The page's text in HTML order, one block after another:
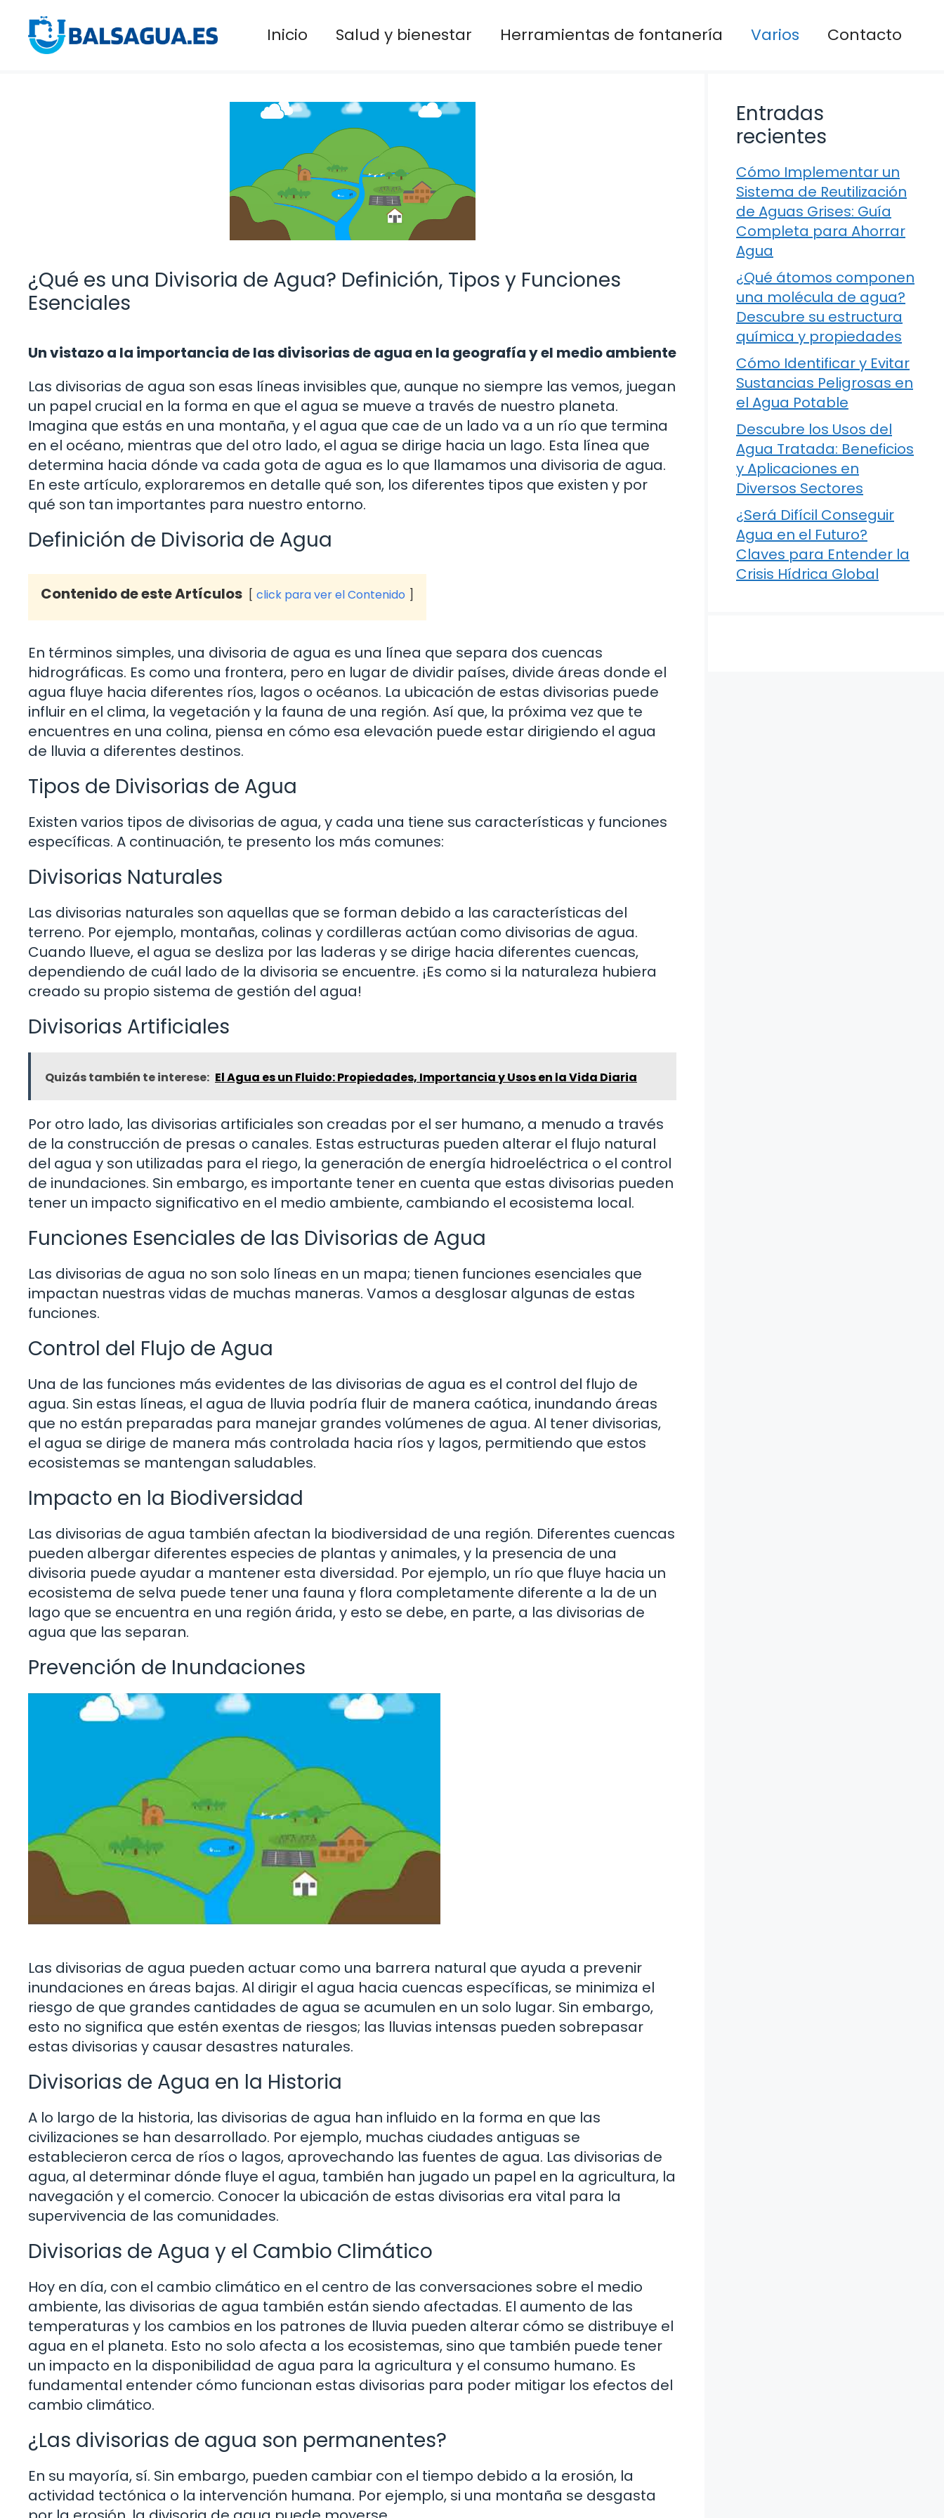
contenido
Inicio Salud y bienestar Herramientas de fontanería Varios Contacto
¿Qué es una Divisoria de Agua? Definición, Tipos y Funciones
Esenciales
Un vistazo a la importancia de las divisorias de agua en la geografía y el medio ambiente
Las divisorias de agua son esas líneas invisibles que, aunque no siempre las vemos, juegan
un papel crucial en la forma en que el agua se mueve a través de nuestro planeta.
Imagina que estás en una montaña, y el agua que cae de un lado va a un río que termina
en el océano, mientras que del otro lado, el agua se dirige hacia un lago. Esta línea que
determina hacia dónde va cada gota de agua es lo que llamamos una divisoria de agua.
En este artículo, exploraremos en detalle qué son, los diferentes tipos que existen y por
qué son tan importantes para nuestro entorno.
Definición de Divisoria de Agua
Contenido de este Artículos click para ver el Contenido
En términos simples, una divisoria de agua es una línea que separa dos cuencas
hidrográficas. Es como una frontera, pero en lugar de dividir países, divide áreas donde el
agua fluye hacia diferentes ríos, lagos o océanos. La ubicación de estas divisorias puede
influir en el clima, la vegetación y la fauna de una región. Así que, la próxima vez que te
encuentres en una colina, piensa en cómo esa elevación puede estar dirigiendo el agua
de lluvia a diferentes destinos.
Tipos de Divisorias de Agua
Existen varios tipos de divisorias de agua, y cada una tiene sus características y funciones
específicas. A continuación, te presento los más comunes:
Divisorias Naturales
Las divisorias naturales son aquellas que se forman debido a las características del
terreno. Por ejemplo, montañas, colinas y cordilleras actúan como divisorias de agua.
Cuando llueve, el agua se desliza por las laderas y se dirige hacia diferentes cuencas,
dependiendo de cuál lado de la divisoria se encuentre. ¡Es como si la naturaleza hubiera
creado su propio sistema de gestión del agua!
Divisorias Artificiales
Quizás también te interese: El Agua es un Fluido: Propiedades, Importancia y Usos en la Vida Diaria
Por otro lado, las divisorias artificiales son creadas por el ser humano, a menudo a través
de la construcción de presas o canales. Estas estructuras pueden alterar el flujo natural
del agua y son utilizadas para el riego, la generación de energía hidroeléctrica o el control
de inundaciones. Sin embargo, es importante tener en cuenta que estas divisorias pueden
tener un impacto significativo en el medio ambiente, cambiando el ecosistema local.
Funciones Esenciales de las Divisorias de Agua
Las divisorias de agua no son solo líneas en un mapa; tienen funciones esenciales que
impactan nuestras vidas de muchas maneras. Vamos a desglosar algunas de estas
funciones.
Control del Flujo de Agua
Una de las funciones más evidentes de las divisorias de agua es el control del flujo de
agua. Sin estas líneas, el agua de lluvia podría fluir de manera caótica, inundando áreas
que no están preparadas para manejar grandes volúmenes de agua. Al tener divisorias,
el agua se dirige de manera más controlada hacia ríos y lagos, permitiendo que estos
ecosistemas se mantengan saludables.
Impacto en la Biodiversidad
Las divisorias de agua también afectan la biodiversidad de una región. Diferentes cuencas
pueden albergar diferentes especies de plantas y animales, y la presencia de una
divisoria puede ayudar a mantener esta diversidad. Por ejemplo, un río que fluye hacia un
ecosistema de selva puede tener una fauna y flora completamente diferente a la de un
lago que se encuentra en una región árida, y esto se debe, en parte, a las divisorias de
agua que las separan.
Prevención de Inundaciones
Las divisorias de agua pueden actuar como una barrera natural que ayuda a prevenir
inundaciones en áreas bajas. Al dirigir el agua hacia cuencas específicas, se minimiza el
riesgo de que grandes cantidades de agua se acumulen en un solo lugar. Sin embargo,
esto no significa que estén exentas de riesgos; las lluvias intensas pueden sobrepasar
estas divisorias y causar desastres naturales.
Divisorias de Agua en la Historia
A lo largo de la historia, las divisorias de agua han influido en la forma en que las
civilizaciones se han desarrollado. Por ejemplo, muchas ciudades antiguas se
establecieron cerca de ríos o lagos, aprovechando las fuentes de agua. Las divisorias de
agua, al determinar dónde fluye el agua, también han jugado un papel en la agricultura, la
navegación y el comercio. Conocer la ubicación de estas divisorias era vital para la
supervivencia de las comunidades.
Divisorias de Agua y el Cambio Climático
Hoy en día, con el cambio climático en el centro de las conversaciones sobre el medio
ambiente, las divisorias de agua también están siendo afectadas. El aumento de las
temperaturas y los cambios en los patrones de lluvia pueden alterar cómo se distribuye el
agua en el planeta. Esto no solo afecta a los ecosistemas, sino que también puede tener
un impacto en la disponibilidad de agua para la agricultura y el consumo humano. Es
fundamental entender cómo funcionan estas divisorias para poder mitigar los efectos del
cambio climático.
¿Las divisorias de agua son permanentes?
En su mayoría, sí. Sin embargo, pueden cambiar con el tiempo debido a la erosión, la
actividad tectónica o la intervención humana. Por ejemplo, si una montaña se desgasta
Entradas
recientes
Cómo Implementar un
Sistema de Reutilización
de Aguas Grises: Guía
Completa para Ahorrar
Agua
¿Qué átomos componen
una molécula de agua?
Descubre su estructura
química y propiedades
Cómo Identificar y Evitar
Sustancias Peligrosas en
el Agua Potable
Descubre los Usos del
Agua Tratada: Beneficios
y Aplicaciones en
Diversos Sectores
¿Será Difícil Conseguir
Agua en el Futuro?
Claves para Entender la
Crisis Hídrica Global